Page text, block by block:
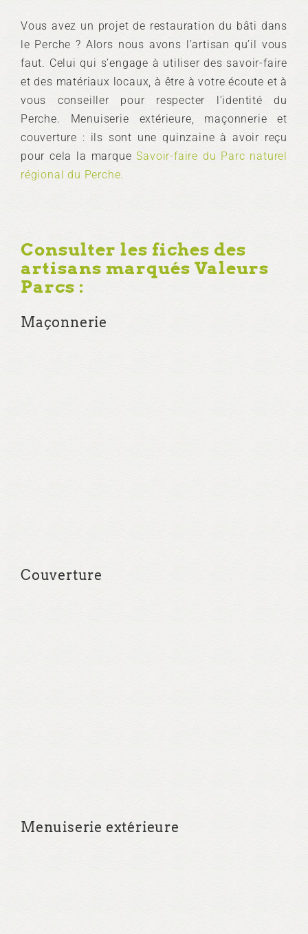
Vous avez un projet de restauration du bâti dans
le Perche ? Alors nous avons l’artisan qu’il vous
faut. Celui qui s’engage à utiliser des savoir-faire
et des matériaux locaux, à être à votre écoute et à
vous conseiller pour respecter l’identité du
Perche. Menuiserie extérieure, maçonnerie et
couverture : ils sont une quinzaine à avoir reçu
pour cela la marqueSavoir-faire du Parc naturel
régional du Perche.
Consulter les fiches des
artisans marqués Valeurs
Parcs :
Maçonnerie
Couverture
Menuiserie extérieure